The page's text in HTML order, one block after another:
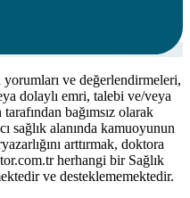
ve değerlendirmeleri,
dolaylı emri, talebi ve/veya
bağımsız olarak
sağlık alanında kamuoyunun
arttırmak, doktora
herhangi bir Sağlık
ve desteklememektedir.